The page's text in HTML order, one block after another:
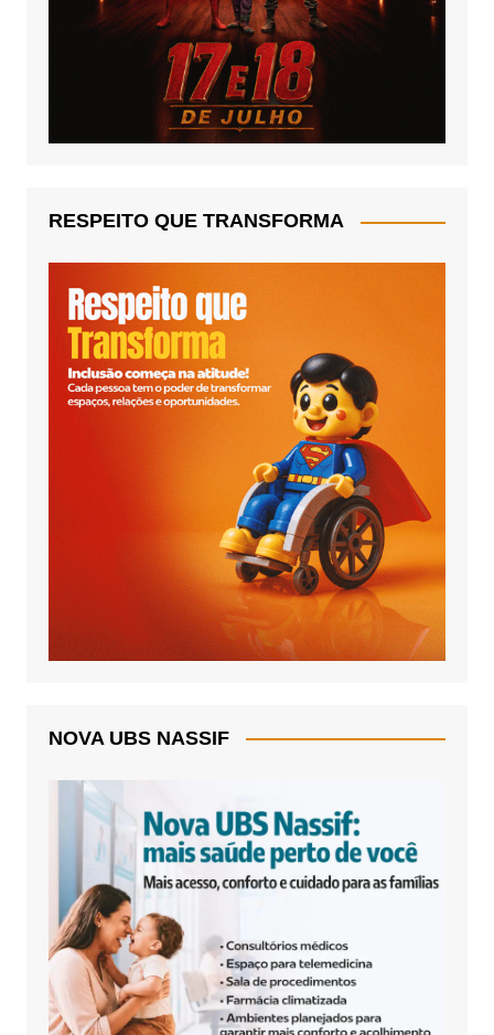
RESPEITO QUE TRANSFORMA
NOVA UBS NASSIF